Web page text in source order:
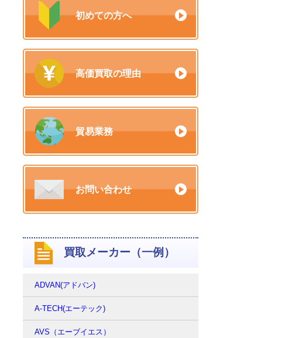
初めての方へ
高価買取の理由
貿易業務
お問い合わせ
買取メーカー（一例）
ADVAN(アドバン)
A-TECH(エーテック)
AVS（エーブイエス）